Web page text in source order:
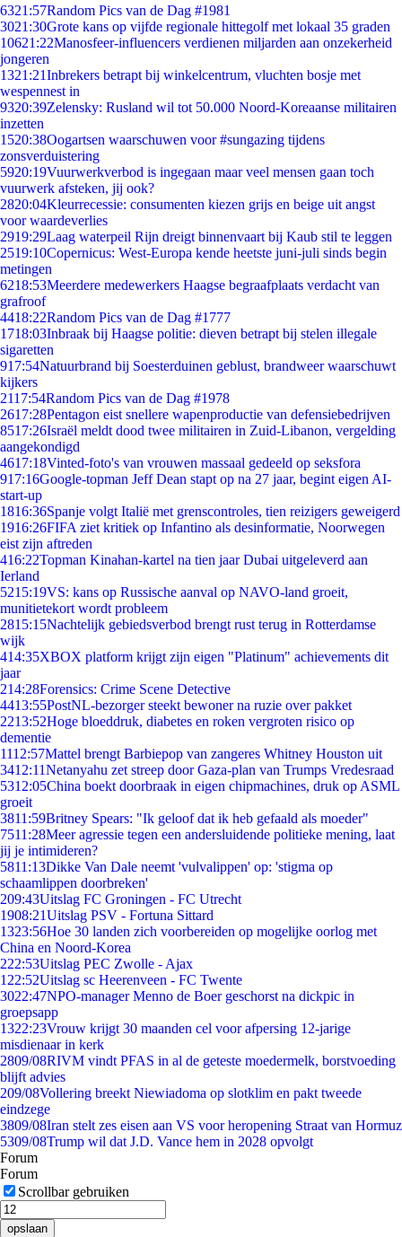
6321:57Random Pics van de Dag #1981
3021:30Grote kans op vijfde regionale hittegolf met lokaal 35 graden
10621:22Manosfeer-influencers verdienen miljarden aan onzekerheid
jongeren
1321:21Inbrekers betrapt bij winkelcentrum, vluchten bosje met
wespennest in
9320:39Zelensky: Rusland wil tot 50.000 Noord-Koreaanse militairen
inzetten
1520:38Oogartsen waarschuwen voor #sungazing tijdens
zonsverduistering
5920:19Vuurwerkverbod is ingegaan maar veel mensen gaan toch
vuurwerk afsteken, jij ook?
2820:04Kleurrecessie: consumenten kiezen grijs en beige uit angst
voor waardeverlies
2919:29Laag waterpeil Rijn dreigt binnenvaart bij Kaub stil te leggen
2519:10Copernicus: West-Europa kende heetste juni-juli sinds begin
metingen
6218:53Meerdere medewerkers Haagse begraafplaats verdacht van
grafroof
4418:22Random Pics van de Dag #1777
1718:03Inbraak bij Haagse politie: dieven betrapt bij stelen illegale
sigaretten
917:54Natuurbrand bij Soesterduinen geblust, brandweer waarschuwt
kijkers
2117:54Random Pics van de Dag #1978
2617:28Pentagon eist snellere wapenproductie van defensiebedrijven
8517:26Israël meldt dood twee militairen in Zuid-Libanon, vergelding
aangekondigd
4617:18Vinted-foto's van vrouwen massaal gedeeld op seksfora
917:16Google-topman Jeff Dean stapt op na 27 jaar, begint eigen AI-
start-up
1816:36Spanje volgt Italië met grenscontroles, tien reizigers geweigerd
1916:26FIFA ziet kritiek op Infantino als desinformatie, Noorwegen
eist zijn aftreden
416:22Topman Kinahan-kartel na tien jaar Dubai uitgeleverd aan
Ierland
5215:19VS: kans op Russische aanval op NAVO-land groeit,
munitietekort wordt probleem
2815:15Nachtelijk gebiedsverbod brengt rust terug in Rotterdamse
wijk
414:35XBOX platform krijgt zijn eigen "Platinum" achievements dit
jaar
214:28Forensics: Crime Scene Detective
4413:55PostNL-bezorger steekt bewoner na ruzie over pakket
2213:52Hoge bloeddruk, diabetes en roken vergroten risico op
dementie
1112:57Mattel brengt Barbiepop van zangeres Whitney Houston uit
3412:11Netanyahu zet streep door Gaza-plan van Trumps Vredesraad
5312:05China boekt doorbraak in eigen chipmachines, druk op ASML
groeit
3811:59Britney Spears: "Ik geloof dat ik heb gefaald als moeder"
7511:28Meer agressie tegen een andersluidende politieke mening, laat
jij je intimideren?
5811:13Dikke Van Dale neemt 'vulvalippen' op: 'stigma op
schaamlippen doorbreken'
209:43Uitslag FC Groningen - FC Utrecht
1908:21Uitslag PSV - Fortuna Sittard
1323:56Hoe 30 landen zich voorbereiden op mogelijke oorlog met
China en Noord-Korea
222:53Uitslag PEC Zwolle - Ajax
1 22:52Uitslag sc Heerenveen - FC Twente
3022:47NPO-manager Menno de Boer geschorst na dickpic in
groepsapp
1322:23Vrouw krijgt 30 maanden cel voor afpersing 12-jarige
misdienaar in kerk
2809/08RIVM vindt PFAS in al de geteste moedermelk, borstvoeding
blijft advies
209/08Vollering breekt Niewiadoma op slotklim en pakt tweede
eindzege
3809/08Iran stelt zes eisen aan VS voor heropening Straat van Hormuz
5309/08Trump wil dat J.D. Vance hem in 2028 opvolgt
Forum
Forum
Scrollbar gebruiken
opslaan